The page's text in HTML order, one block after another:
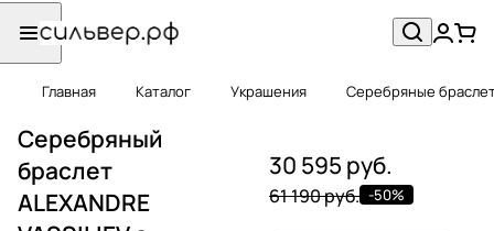
Главная Каталог Украшения Серебряные
Серебряный
браслет
ALEXANDRE
30 595 руб.
61 190 руб. -50%